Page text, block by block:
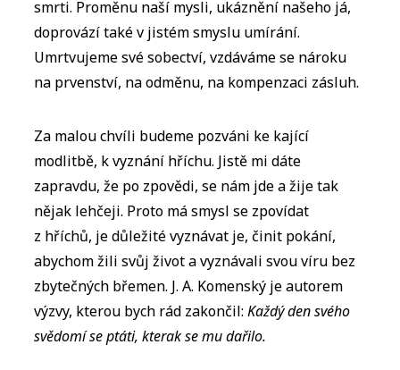
smrti. Proměnu naší mysli, ukáznění našeho já,
doprovází také v jistém smyslu umírání.
Umrtvujeme své sobectví, vzdáváme se nároku
na prvenství, na odměnu, na kompenzaci zásluh.
Za malou chvíli budeme pozváni ke kající
modlitbě, k vyznání hříchu. Jistě mi dáte
zapravdu, že po zpovědi, se nám jde a žije tak
nějak lehčeji. Proto má smysl se zpovídat
z hříchů, je důležité vyznávat je, činit pokání,
abychom žili svůj život a vyznávali svou víru bez
zbytečných břemen. J. A. Komenský je autorem
výzvy, kterou bych rád zakončil:Každý den svého
svědomí se ptáti, kterak se mu dařilo.